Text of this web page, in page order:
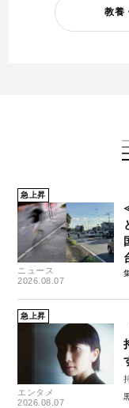
教養
急上昇
ニュース
2026.08.07
急上昇
エンタメ
2026.08.07